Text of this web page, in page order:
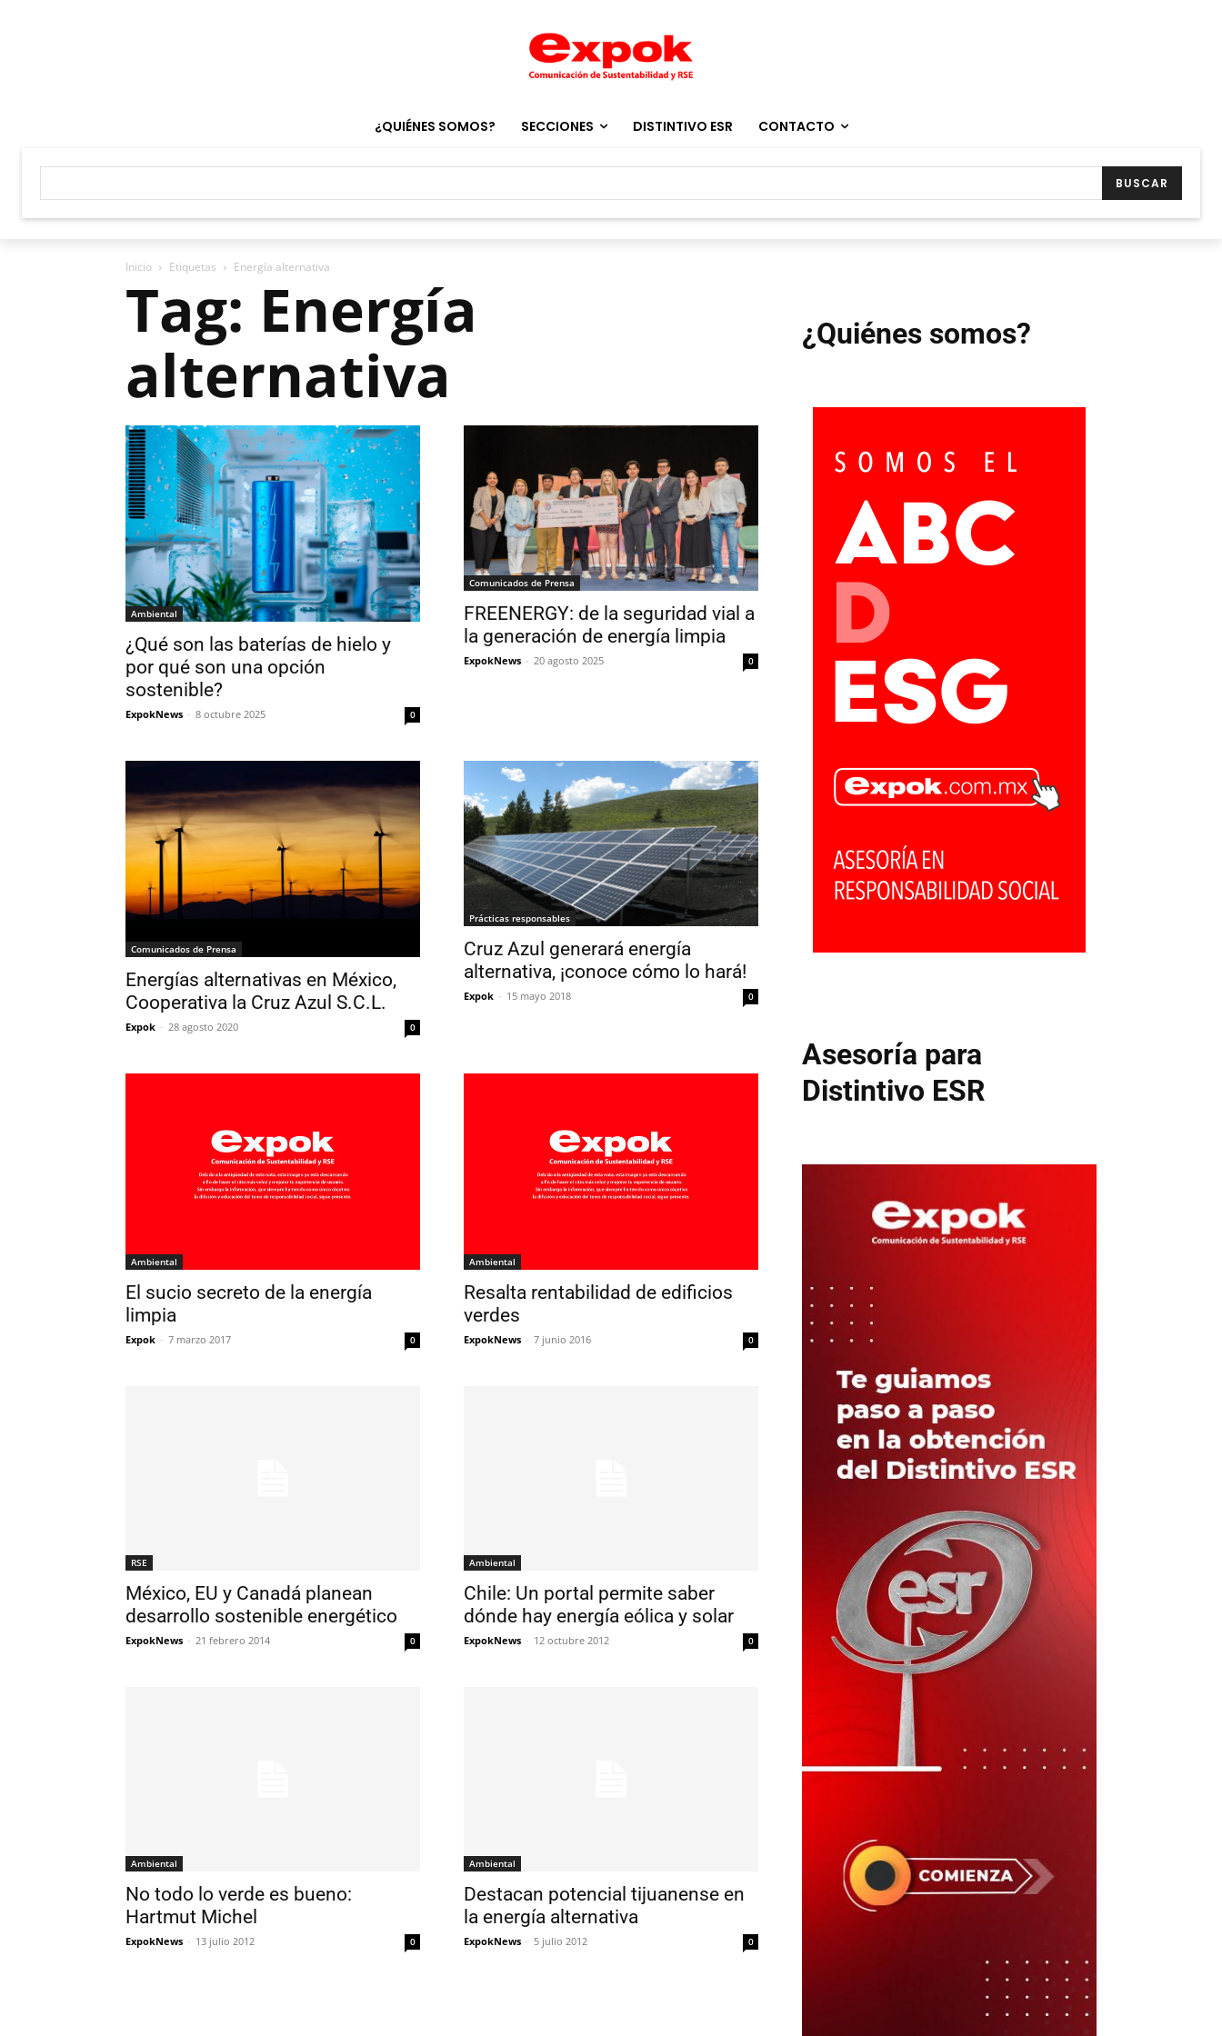
¿QUIÉNES SOMOS? SECCIONES DISTINTIVO ESR CONTACTO
BUSCAR
Inicio Etiquetas Energía alternativa
Tag: Energía
alternativa
Ambiental
¿Qué son las baterías de hielo y
por qué son una opción
sostenible?
ExpokNews - 8 octubre 2025 0
Comunicados de Prensa
FREENERGY: de la seguridad vial a
la generación de energía limpia
ExpokNews - 20 agosto 2025 0
Comunicados de Prensa
Energías alternativas en México,
Cooperativa la Cruz Azul S.C.L.
Expok - 28 agosto 2020 0
Prácticas responsables
Cruz Azul generará energía
alternativa, ¡conoce cómo lo hará!
Expok - 15 mayo 2018 0
Ambiental
El sucio secreto de la energía
limpia
Expok - 7 marzo 2017 0
Ambiental
Resalta rentabilidad de edificios
verdes
ExpokNews - 7 junio 2016 0
RSE
México, EU y Canadá planean
desarrollo sostenible energético
ExpokNews - 21 febrero 2014 0
Ambiental
Chile: Un portal permite saber
dónde hay energía eólica y solar
ExpokNews - 12 octubre 2012 0
Ambiental
No todo lo verde es bueno:
Hartmut Michel
ExpokNews - 13 julio 2012 0
Ambiental
Destacan potencial tijuanense en
la energía alternativa
ExpokNews - 5 julio 2012 0
¿Quiénes somos?
Asesoría para
Distintivo ESR